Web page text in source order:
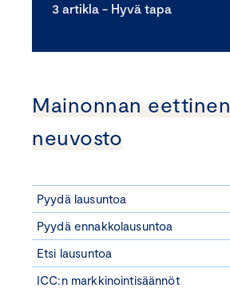
3 artikla - Hyvä tapa
Mainonnan eettinen
neuvosto
Pyydä lausuntoa
Pyydä ennakkolausuntoa
Etsi lausuntoa
ICC:n markkinointisäännöt